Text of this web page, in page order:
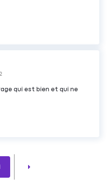
qui est bien et qui ne